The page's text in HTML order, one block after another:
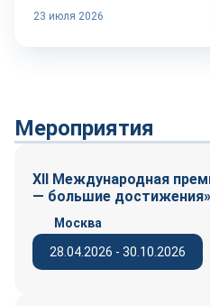
23 июля 2026
Мероприятия
XII Международная
— большие достижения»
28.04.2026 - 30.10.2026
Москва